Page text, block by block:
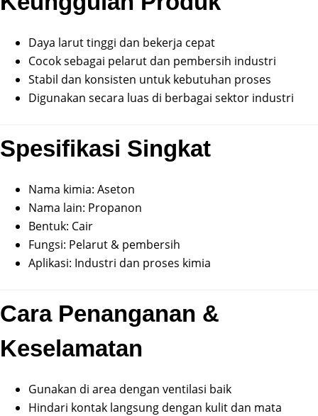
Daya larut tinggi dan bekerja cepat
Cocok sebagai pelarut dan pembersih industri
Stabil dan konsisten untuk kebutuhan proses
Digunakan secara luas di berbagai sektor industri
Spesifikasi Singkat
Nama kimia: Aseton
Nama lain: Propanon
Bentuk: Cair
Fungsi: Pelarut & pembersih
Aplikasi: Industri dan proses kimia
Cara Penanganan &
Keselamatan
Gunakan di area dengan ventilasi baik
Hindari kontak langsung dengan kulit dan mata